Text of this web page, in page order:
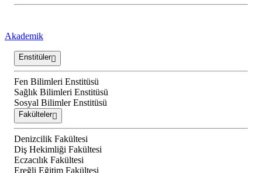
Akademik
Enstitüler
Fen Bilimleri Enstitüsü
Sağlık Bilimleri Enstitüsü
Sosyal Bilimler Enstitüsü
Fakülteler
Denizcilik Fakültesi
Diş Hekimliği Fakültesi
Eczacılık Fakültesi
Ereğli Eğitim Fakültesi